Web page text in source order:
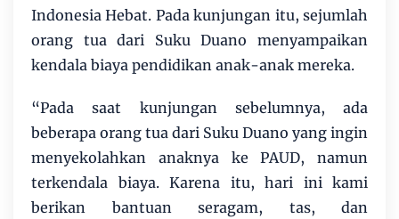
Indonesia Hebat. Pada kunjungan itu, sejumlah
orang tua dari Suku Duano menyampaikan
kendala biaya pendidikan anak-anak mereka.
“Pada saat kunjungan sebelumnya, ada
beberapa orang tua dari Suku Duano yang ingin
menyekolahkan anaknya ke PAUD, namun
terkendala biaya. Karena itu, hari ini kami
berikan bantuan seragam, tas, dan